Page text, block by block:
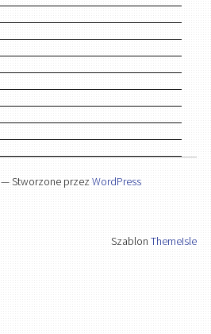
— Stworzone przezWordPress
SzablonThemeIsle